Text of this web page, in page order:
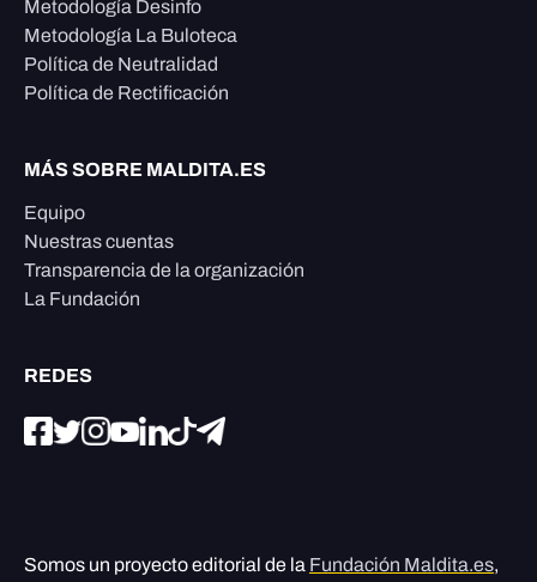
Metodología Desinfo
Metodología La Buloteca
Política de Neutralidad
Política de Rectificación
MÁS SOBRE MALDITA.ES
Equipo
Nuestras cuentas
Transparencia de la organización
La Fundación
REDES
Somos un proyecto editorial de la Fundación Maldita.es,